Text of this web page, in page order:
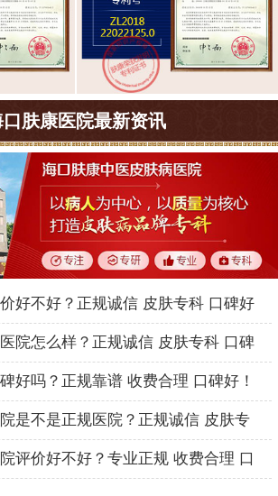
口肤康医院最新资讯
好不好？正规诚信 皮肤专科 口碑好
院怎么样？正规诚信 皮肤专科 口碑
好吗？正规靠谱 收费合理 口碑好！
是不是正规医院？正规诚信 皮肤专
评价好不好？专业正规 收费合理 口